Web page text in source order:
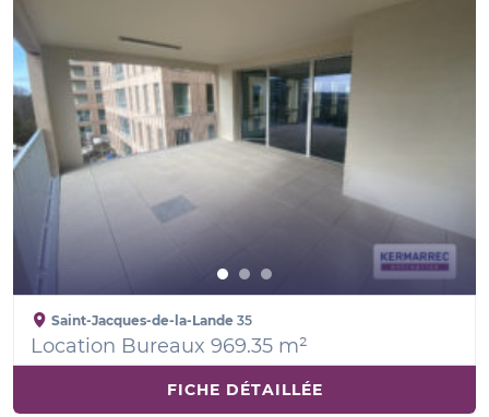
Saint-Jacques-de-la-Lande 35
Location Bureaux 969.35 m²
FICHE DÉTAILLÉE